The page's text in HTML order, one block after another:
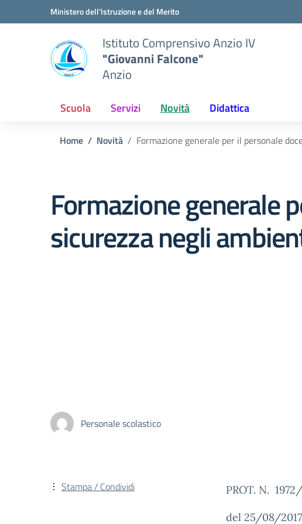
Vai ai contenuti
Vai al menu di navigazioneMinistero dell'Istruzione e del Merito
Istituto Comprensivo Anzio IV
"Giovanni Falcone"
Anzio
Scuola Servizi Novità Didattica
Home Novità Formazione generale per il personale
Formazione generale
sicurezza negli
Personale scolastico
PROT. N.
del 25/08/2017
Stampa / Condividi